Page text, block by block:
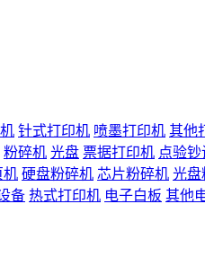
针式打印机 喷墨打印机 其他
粉碎机 光盘 票据打印机 点验钞
机 硬盘粉碎机 芯片粉碎机 光盘
备 热式打印机 电子白板 其他